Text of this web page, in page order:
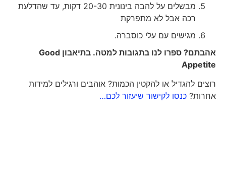
מבשלים על להבה בינונית 20-30 דקות, עד שהדלעת
רכה אבל לא מתפרקת
מגישים עם עלי כוסברה.
אהבתם? ספרו לנו בתגובות למטה. בתיאבוןGood
Appetite
רוצים להגדיל או להקטין הכמות? אוהבים ורגילים למידות
אחרות?כנסו לקישור שיעזור לכם…